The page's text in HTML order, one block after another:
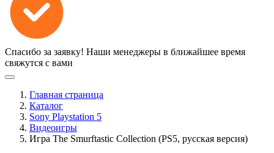
Спасибо за заявку! Наши менеджеры в ближайшее время
свяжутся с вами
Главная страница
Каталог
Sony Playstation 5
Видеоигры
Игра The Smurftastic Collection (PS5, русская версия)